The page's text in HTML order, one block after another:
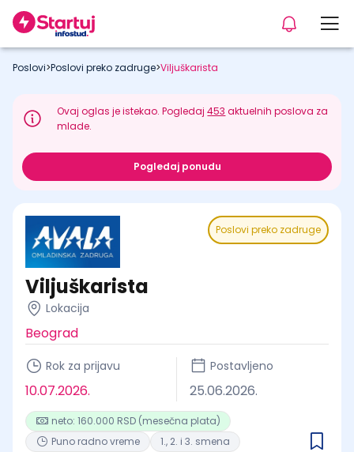
Poslovi>Poslovi preko zadruge>Viljuškarista
Ovaj oglas je istekao. Pogledaj453 aktuelnih poslova za
mlade.
Pogledaj ponudu
Poslovi preko zadruge
Viljuškarista
Lokacija
Beograd
Rok za prijavu
10.07.2026.
Postavljeno
25.06.2026.
neto: 160.000 RSD (mesečna plata)
Puno radno vreme
1., 2. i 3. smena